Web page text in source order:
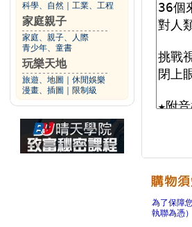
科學、自然 工業、工程
家庭親子
家庭、親子、人際
青少年、童書
玩樂天地
旅遊、地圖
休閒娛樂
漫畫、插圖
限制級
為了保障
執聯為憑